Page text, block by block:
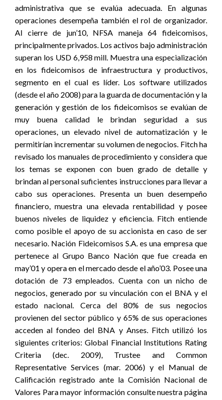
administrativa que se evalúa adecuada. En algunas
operaciones desempeña también el rol de organizador.
Al cierre de jun’10, NFSA maneja 64 fideicomisos,
principalmente privados. Los activos bajo administración
superan los USD 6,958 mill. Muestra una especialización
en los fideicomisos de infraestructura y productivos,
segmento en el cual es líder. Los software utilizados
(desde el año 2008) para la guarda de documentación y la
generación y gestión de los fideicomisos se evalúan de
muy buena calidad le brindan seguridad a sus
operaciones, un elevado nivel de automatización y le
permitirían incrementar su volumen de negocios. Fitch ha
revisado los manuales de procedimiento y considera que
los temas se exponen con buen grado de detalle y
brindan al personal suficientes instrucciones para llevar a
cabo sus operaciones. Presenta un buen desempeño
financiero, muestra una elevada rentabilidad y posee
buenos niveles de liquidez y eficiencia. Fitch entiende
como posible el apoyo de su accionista en caso de ser
necesario. Nación Fideicomisos S.A. es una empresa que
pertenece al Grupo Banco Nación que fue creada en
may’01 y opera en el mercado desde el año’03. Posee una
dotación de 73 empleados. Cuenta con un nicho de
negocios, generado por su vinculación con el BNA y el
estado nacional. Cerca del 80% de sus negocios
provienen del sector público y 65% de sus operaciones
acceden al fondeo del BNA y Anses. Fitch utilizó los
siguientes criterios: Global Financial Institutions Rating
Criteria (dec. 2009), Trustee and Common
Representative Services (mar. 2006) y el Manual de
Calificación registrado ante la Comisión Nacional de
Valores Para mayor información consulte nuestra página